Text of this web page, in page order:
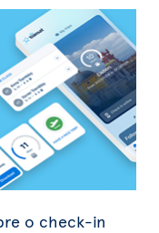
o check-in